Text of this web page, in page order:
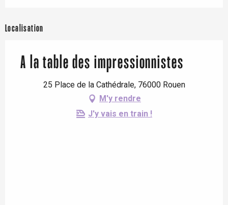
Localisation
A la table des impressionnistes
25 Place de la Cathédrale, 76000 Rouen
M'y rendre
J'y vais en train !